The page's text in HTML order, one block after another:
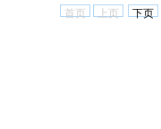
首页 上页 下页